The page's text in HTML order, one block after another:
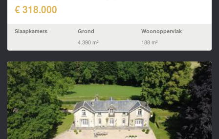
€ 318.000
Slaapkamers Grond
4.390 m²
Woonoppervlak
188 m²